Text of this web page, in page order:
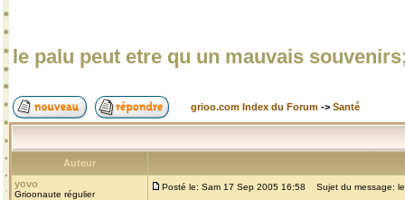
le palu peut etre qu un mauvais
grioo.com Index du Forum -> Santé
Auteur
yovo
Grioonaute régulier
Posté le: Sam 17 Sep 2005 16:58 Sujet du message: